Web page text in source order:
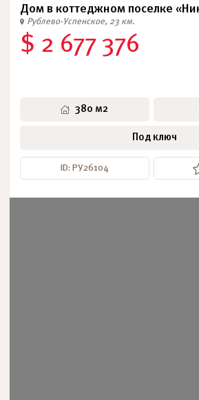
Дом в коттеджном поселке
Рублево-Успенское, 23 км.
$ 2 677 376
380 м2
Под ключ
ID: РУ26104